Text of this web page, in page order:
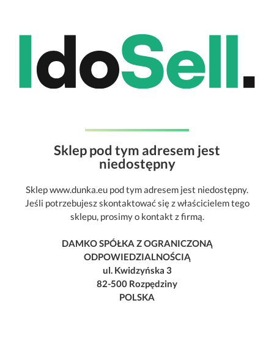
Sklep pod tym adresem jest
niedostępny
Sklep www.dunka.eu pod tym adresem jest niedostępny.
Jeśli potrzebujesz skontaktować się z właścicielem tego
sklepu, prosimy o kontakt z firmą.
DAMKO SPÓŁKA Z OGRANICZONĄ
ODPOWIEDZIALNOŚCIĄ
ul. Kwidzyńska 3
82-500 Rozpędziny
POLSKA